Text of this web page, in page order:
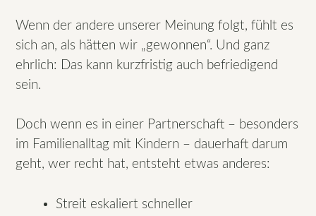
Wenn der andere unserer Meinung folgt, fühlt es
sich an, als hätten wir „gewonnen“. Und ganz
ehrlich: Das kann kurzfristig auch befriedigend
sein.
Doch wenn es in einer Partnerschaft – besonders
im Familienalltag mit Kindern – dauerhaft darum
geht, wer recht hat, entsteht etwas anderes:
Streit eskaliert schneller